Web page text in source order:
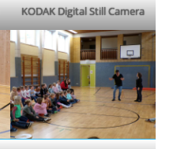
KODAK Digital Still Camera